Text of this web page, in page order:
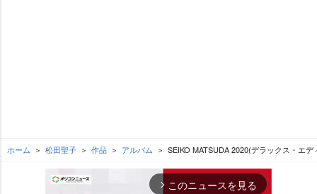
ホーム 松田聖子 作品 アルバム SEIKO MATSUDA 2020(デラックス・エ
arrow_forward_ios このニュースを見る